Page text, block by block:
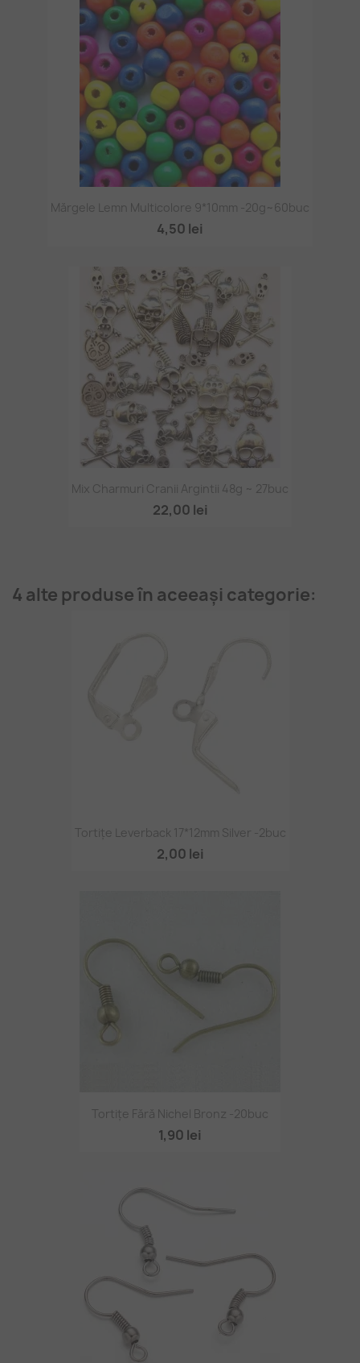
Mărgele Lemn Multicolore 9*10mm -20g~60buc
4,50 lei
Mix Charmuri Cranii Argintii 48g ~ 27buc
22,00 lei
4 alte produse în aceeași categorie:
Tortițe Leverback 17*12mm Silver -2buc
2,00 lei
Tortițe Fără Nichel Bronz -20buc
1,90 lei